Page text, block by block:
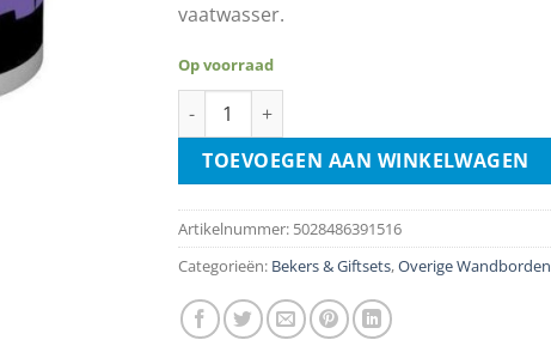
vaatwasser.
Op voorraad
Black Sabbath Mug aantal
TOEVOEGEN AAN WINKELWAGEN
Artikelnummer: 5028486391516
Categorieën: Bekers & Giftsets,Overige Wandborden